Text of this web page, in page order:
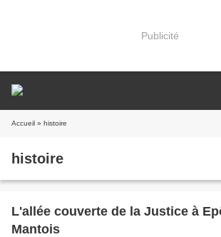
Publicité
Accueil » histoire
histoire
L'allée couverte de la Justice à
Mantois